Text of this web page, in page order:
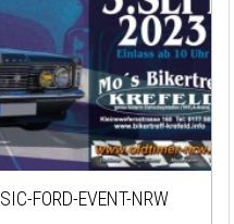
FORD-EVENT-NRW